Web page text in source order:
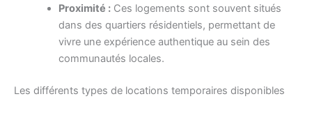
Proximité :Ces logements sont souvent situés
dans des quartiers résidentiels, permettant de
vivre une expérience authentique au sein des
communautés locales.
Les différents types de locations temporaires disponibles